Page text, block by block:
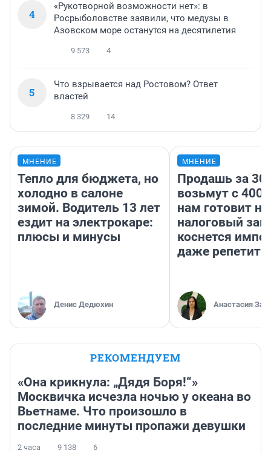
4
«Рукотворной возможности нет»: в
Росрыболовстве заявили, что медузы в
Азовском море останутся на десятилетия
9 573 4
5
Что взрывается над Ростовом? Ответ
властей
8 329 14
МНЕНИЕ
Тепло для бюджета, но
холодно в салоне
зимой. Водитель 13 лет
ездит на электрокаре:
плюсы и минусы
Денис Дедюхин
МНЕНИЕ
Продашь за
возьмут с
нам готовит
налоговый
коснется
даже
Анастасия
РЕКОМЕНДУЕМ
«Она крикнула: „Дядя Боря!“»
Москвичка исчезла ночью у океана во
Вьетнаме. Что произошло в
последние минуты пропажи девушки
2 часа 9 138 6